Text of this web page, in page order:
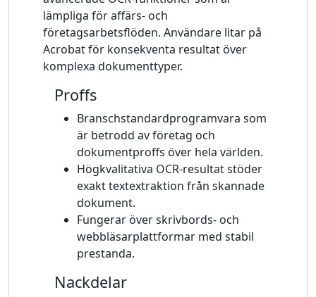
lämpliga för affärs- och
företagsarbetsflöden. Användare litar på
Acrobat för konsekventa resultat över
komplexa dokumenttyper.
Proffs
Branschstandardprogramvara som
är betrodd av företag och
dokumentproffs över hela världen.
Högkvalitativa OCR-resultat stöder
exakt textextraktion från skannade
dokument.
Fungerar över skrivbords- och
webbläsarplattformar med stabil
prestanda.
Nackdelar